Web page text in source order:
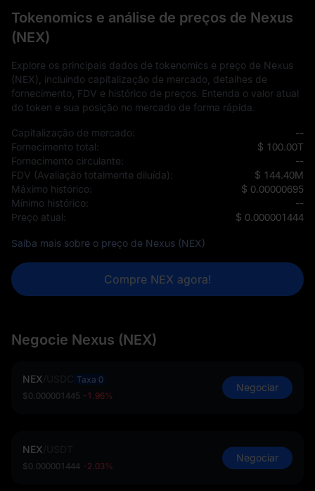
Tokenomics e análise de preços de Nexus
(NEX)
Explore os principais dados de tokenomics e preço de Nexus
(NEX), incluindo capitalização de mercado, detalhes de
fornecimento, FDV e histórico de preços. Entenda o valor atual
do token e sua posição no mercado de forma rápida.
Capitalização de mercado:
--
Fornecimento total:
$ 100.00T
Fornecimento circulante:
--
FDV (Avaliação totalmente diluída):
$ 144.40M
Máximo histórico:
$ 0.00000695
Mínimo histórico:
--
Preço atual:
$ 0.000001444
Saiba mais sobre o preço de Nexus (NEX)
Compre NEX agora!
Negocie Nexus (NEX)
NEX
Taxa 0
$0.000001445 -1.96%
Negociar
NEX
$0.000001444 -2.03%
Negociar